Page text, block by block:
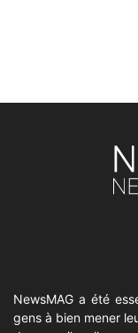
NewsMAG a été
gens à bien mener